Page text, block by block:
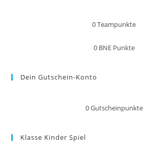
0Teampunkte
0 BNE Punkte
Dein Gutschein-Konto
0Gutscheinpunkte
Klasse Kinder Spiel